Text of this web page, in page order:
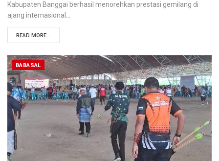
Kabupaten Banggai berhasil menorehkan prestasi gemilang di
ajang internasional…
READ MORE...
BABASAL